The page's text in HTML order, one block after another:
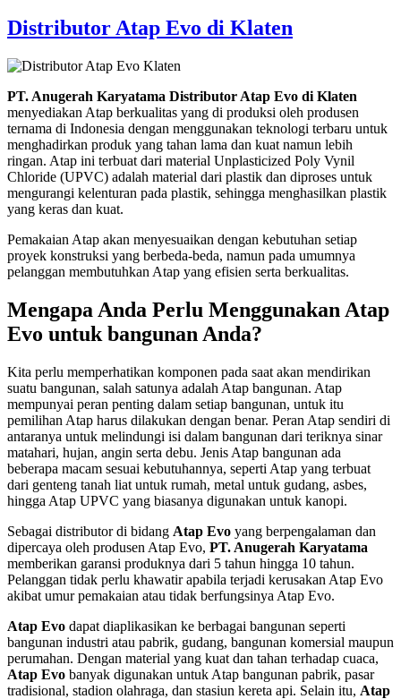
Distributor Atap Evo di Klaten
PT. Anugerah Karyatama Distributor Atap Evo di Klaten
menyediakan Atap berkualitas yang di produksi oleh produsen
ternama di Indonesia dengan menggunakan teknologi terbaru untuk
menghadirkan produk yang tahan lama dan kuat namun lebih
ringan. Atap ini terbuat dari material Unplasticized Poly Vynil
Chloride (UPVC) adalah material dari plastik dan diproses untuk
mengurangi kelenturan pada plastik, sehingga menghasilkan plastik
yang keras dan kuat.
Pemakaian Atap akan menyesuaikan dengan kebutuhan setiap
proyek konstruksi yang berbeda-beda, namun pada umumnya
pelanggan membutuhkan Atap yang efisien serta berkualitas.
Mengapa Anda Perlu Menggunakan Atap
Evo untuk bangunan Anda?
Kita perlu memperhatikan komponen pada saat akan mendirikan
suatu bangunan, salah satunya adalah Atap bangunan. Atap
mempunyai peran penting dalam setiap bangunan, untuk itu
pemilihan Atap harus dilakukan dengan benar. Peran Atap sendiri di
antaranya untuk melindungi isi dalam bangunan dari teriknya sinar
matahari, hujan, angin serta debu. Jenis Atap bangunan ada
beberapa macam sesuai kebutuhannya, seperti Atap yang terbuat
dari genteng tanah liat untuk rumah, metal untuk gudang, asbes,
hingga Atap UPVC yang biasanya digunakan untuk kanopi.
Sebagai distributor di bidang Atap Evo yang berpengalaman dan
dipercaya oleh produsen Atap Evo, PT. Anugerah Karyatama
memberikan garansi produknya dari 5 tahun hingga 10 tahun.
Pelanggan tidak perlu khawatir apabila terjadi kerusakan Atap Evo
akibat umur pemakaian atau tidak berfungsinya Atap Evo.
Atap Evo dapat diaplikasikan ke berbagai bangunan seperti
bangunan industri atau pabrik, gudang, bangunan komersial maupun
perumahan. Dengan material yang kuat dan tahan terhadap cuaca,
Atap Evo banyak digunakan untuk Atap bangunan pabrik, pasar
tradisional, stadion olahraga, dan stasiun kereta api. Selain itu, Atap